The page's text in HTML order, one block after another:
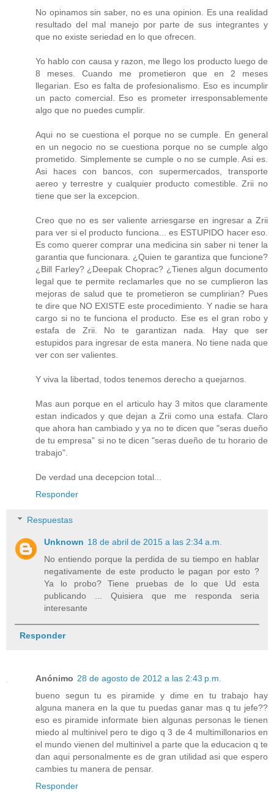
No opinamos sin saber, no es una opinion. Es una realidad
resultado del mal manejo por parte de sus integrantes y
que no existe seriedad en lo que ofrecen.
Yo hablo con causa y razon, me llego los producto luego de
8 meses. Cuando me prometieron que en 2 meses
llegarian. Eso es falta de profesionalismo. Eso es incumplir
un pacto comercial. Eso es prometer irresponsablemente
algo que no puedes cumplir.
Aqui no se cuestiona el porque no se cumple. En general
en un negocio no se cuestiona porque no se cumple algo
prometido. Simplemente se cumple o no se cumple. Asi es.
Asi haces con bancos, con supermercados, transporte
aereo y terrestre y cualquier producto comestible. Zrii no
tiene que ser la excepcion.
Creo que no es ser valiente arriesgarse en ingresar a Zrii
para ver si el producto funciona... es ESTUPIDO hacer eso.
Es como querer comprar una medicina sin saber ni tener la
garantia que funcionara. ¿Quien te garantiza que funcione?
¿Bill Farley? ¿Deepak Choprac? ¿Tienes algun documento
legal que te permite reclamarles que no se cumplieron las
mejoras de salud que te prometieron se cumplirian? Pues
te dire que NO EXISTE este procedimiento. Y nadie se hara
cargo si no te funciona el producto. Ese es el gran robo y
estafa de Zrii. No te garantizan nada. Hay que ser
estupidos para ingresar de esta manera. No tiene nada que
ver con ser valientes.
Y viva la libertad, todos tenemos derecho a quejarnos.
Mas aun porque en el articulo hay 3 mitos que claramente
estan indicados y que dejan a Zrii como una estafa. Claro
que ahora han cambiado y ya no te dicen que "seras dueño
de tu empresa" si no te dicen "seras dueño de tu horario de
trabajo".
De verdad una decepcion total...
Responder
Respuestas
Unknown 18 de abril de 2015 a las 2:34 a.m.
No entiendo porque la perdida de su tiempo en hablar
negativamente de este producto le pagan por esto ?
Ya lo probo? Tiene pruebas de lo que Ud esta
publicando ... Quisiera que me responda seria
interesante
Responder
Anónimo 28 de agosto de 2012 a las 2:43 p.m.
bueno segun tu es piramide y dime en tu trabajo hay
alguna manera en la que tu puedas ganar mas q tu jefe??
eso es piramide informate bien algunas personas le tienen
miedo al multinivel pero te digo q 3 de 4 multimillonarios en
el mundo vienen del multinivel a parte que la educacion q te
dan aqui personalmente es de gran utilidad asi que espero
cambies tu manera de pensar.
Responder